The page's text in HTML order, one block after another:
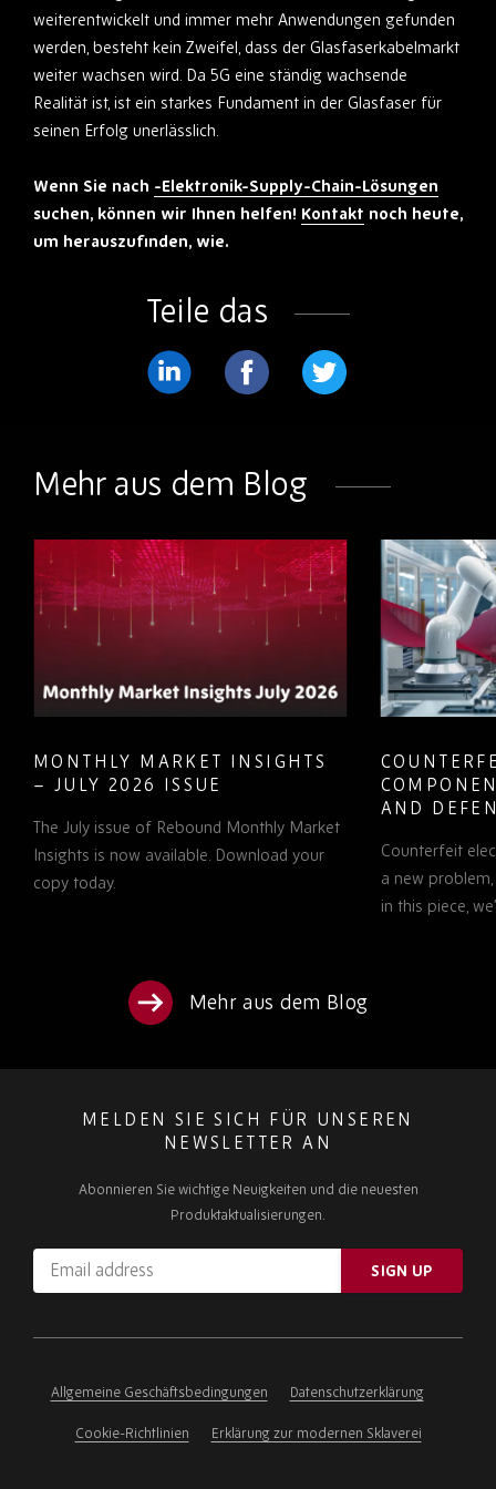
weiterentwickelt und immer mehr Anwendungen gefunden
werden, besteht kein Zweifel, dass der Glasfaserkabelmarkt
weiter wachsen wird. Da 5G eine ständig wachsende
Realität ist, ist ein starkes Fundament in der Glasfaser für
seinen Erfolg unerlässlich.
Wenn Sie nach -Elektronik-Supply-Chain-Lösungen
suchen, können wir Ihnen helfen! Kontakt noch heute,
um herauszufinden, wie.
Teile das
LinkedIn
Facebook
Twitter
Mehr aus dem Blog
MONTHLY MARKET INSIGHTS
– JULY 2026 ISSUE
The July issue of Rebound Monthly Market
Insights is now available. Download your
copy today.
AND
TO KNOW
Counterfeit
a new
in this piece,
Mehr aus dem Blog
MELDEN SIE SICH FÜR UNSEREN
NEWSLETTER AN
Abonnieren Sie wichtige Neuigkeiten und die neuesten
Produktaktualisierungen.
Email
address
ignore
field
SIGN UP
Allgemeine Geschäftsbedingungen Datenschutzerklärung
Cookie-Richtlinien Erklärung zur modernen Sklaverei